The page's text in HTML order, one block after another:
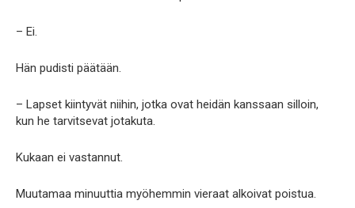
– Ei.
Hän pudisti päätään.
– Lapset kiintyvät niihin, jotka ovat heidän kanssaan silloin,
kun he tarvitsevat jotakuta.
Kukaan ei vastannut.
Muutamaa minuuttia myöhemmin vieraat alkoivat poistua.